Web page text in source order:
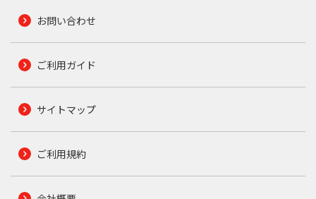
お問い合わせ
ご利用ガイド
サイトマップ
ご利用規約